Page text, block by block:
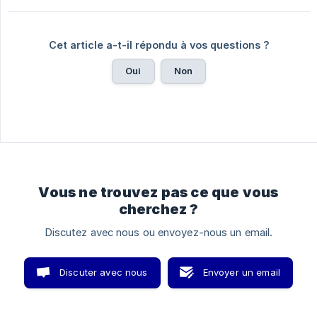
Cet article a-t-il répondu à vos questions ?
Oui Non
Vous ne trouvez pas ce que vous
cherchez ?
Discutez avec nous ou envoyez-nous un email.
Discuter avec nous Envoyer un email